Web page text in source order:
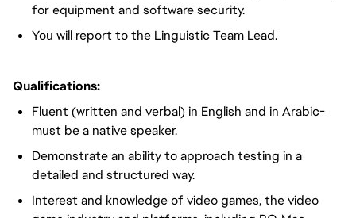
for equipment and software security.
You will report to the Linguistic Team Lead.
Qualifications:
Fluent (written and verbal) in English and in Arabic-
must be a native speaker.
Demonstrate an ability to approach testing in a
detailed and structured way.
Interest and knowledge of video games, the video